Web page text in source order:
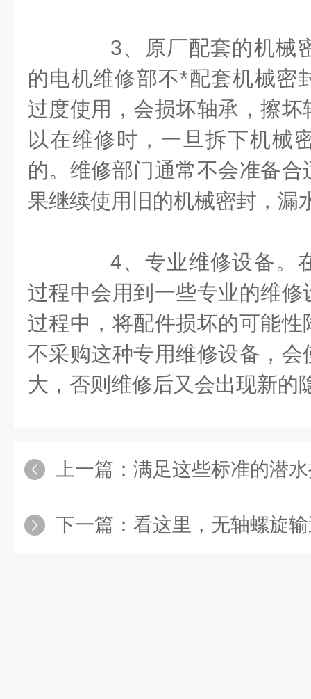
3、原厂配套的机械
的电机维修部不*配套机械密
过度使用，会损坏轴承，擦
以在维修时，一旦拆下机械
的。维修部门通常不会准备
果继续使用旧的机械密封，漏
4、专业维修设备。
过程中会用到一些专业的维
过程中，将配件损坏的可能
不采购这种专用维修设备，
大，否则维修后又会出现新的
上一篇： 满足这些标准的潜水搅拌
下一篇： 看这里，无轴螺旋输送机使